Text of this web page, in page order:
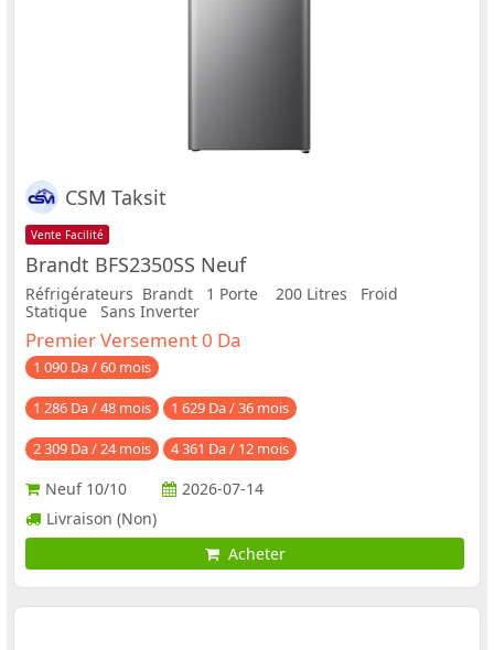
CSM Taksit
Vente Facilité
Brandt BFS2350SS Neuf
Réfrigérateurs Brandt 1 Porte 200 Litres Froid
Statique Sans Inverter
Premier Versement 0 Da
1 090 Da / 60 mois
1 286 Da / 48 mois 1 629 Da / 36 mois
2 309 Da / 24 mois 4 361 Da / 12 mois
Neuf 10/10
2026-07-14
Livraison (Non)
Acheter